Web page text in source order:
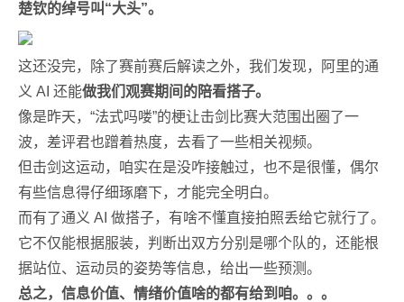
楚钦的绰号叫“大头”。
这还没完，除了赛前赛后解读之外，我们发现，阿里的通
义 AI 还能做我们观赛期间的陪看搭子。
像是昨天，“法式吗喽”的梗让击剑比赛大范围出圈了一
波，差评君也蹭着热度，去看了一些相关视频。
但击剑这运动，咱实在是没咋接触过，也不是很懂，偶尔
有些信息得仔细琢磨下，才能完全明白。
而有了通义 AI 做搭子，有啥不懂直接拍照丢给它就行了。
它不仅能根据服装，判断出双方分别是哪个队的，还能根
据站位、运动员的姿势等信息，给出一些预测。
总之，信息价值、情绪价值啥的都有给到咱。。。